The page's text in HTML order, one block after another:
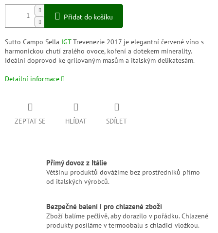
Přidat do košíku
Sutto Campo Sella IGTTrevenezie 2017 je elegantní červené víno s
harmonickou chutí zralého ovoce, koření a dotekem minerality.
Ideální doprovod ke grilovaným masům a italským delikatesám.
Detailní informace
ZEPTAT SE HLÍDAT SDÍLET
Přímý dovoz z Itálie
Většinu produktů dovážíme bez prostředníků přímo
od italských výrobců.
Bezpečné balení i pro chlazené zboží
Zboží balíme pečlivě, aby dorazilo v pořádku. Chlazené
produkty posíláme v termoobalu s chladicí vložkou.